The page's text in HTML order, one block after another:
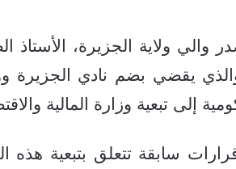
والي ولاية الجزيرة، الأستاذ
رقم 41 لسنة 2025م، والذي يقضي بضم نادي
إلى تبعية وزارة المالية
سابقة تتعلق بتبعية هذه